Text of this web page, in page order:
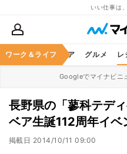
いい仕事は
ワーク＆ライフ
暮らし ヘルスケア グルメ レ
Googleでマイナビニ
長野県の「蓼科テデ
ベア生誕112周年イベ
掲載日 2014/10/11 09:00